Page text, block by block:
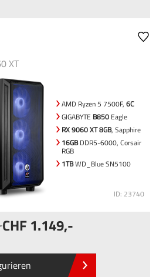
XT
AMD Ryzen 5 7500F, 6C
GIGABYTE B850Eagle
RX 9060 XT 8GB, Sapphire
16GBDDR5-6000, Corsair
RGB
1TBWD_Blue SN5100
ID: 23740
1.149,-